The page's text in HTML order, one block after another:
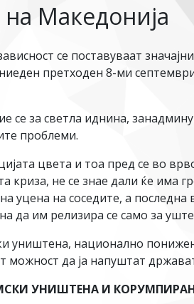
Македонија
се поставуваат
претходен 8-ми
се за светла иднина,
проблеми.
цвета и тоа пред се во
криза, не се знае дали ќе има
на соседите, а последна
им релизира се само за уште
уништена, национално
можност да ја напуштат
УНИШТЕНА И